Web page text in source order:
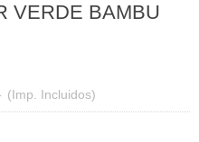
VERDE BAMBU
(Imp. Incluidos)